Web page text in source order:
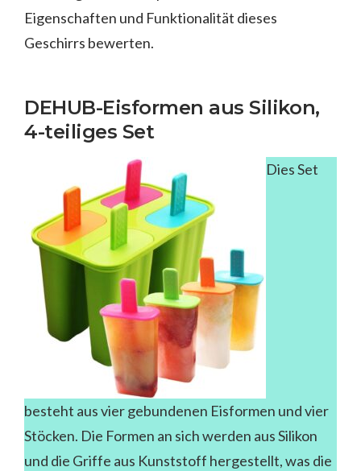
Eigenschaften und Funktionalität dieses
Geschirrs bewerten.
DEHUB-Eisformen aus Silikon,
4-teiliges Set
Dies Set
besteht aus vier gebundenen Eisformen und vier
Stöcken. Die Formen an sich werden aus Silikon
und die Griffe aus Kunststoff hergestellt, was die